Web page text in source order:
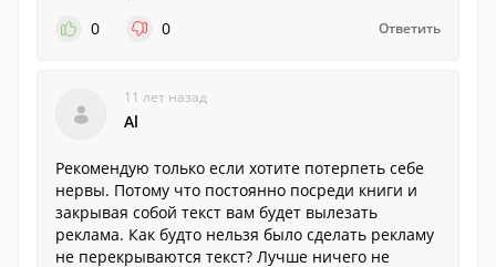
0
0 Ответить
11 лет назад
Al
Рекомендую только если хотите потерпеть себе
нервы. Потому что постоянно посреди книги и
закрывая собой текст вам будет вылезать
реклама. Как будто нельзя было сделать рекламу
не перекрываются текст? Лучше ничего не